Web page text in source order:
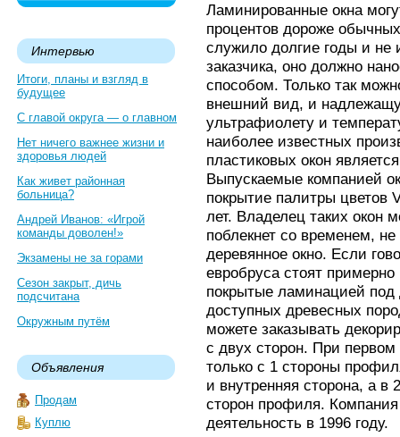
Интервью
Итоги, планы и взгляд в
будущее
С главой округа — о главном
Нет ничего важнее жизни и
здоровья людей
Как живет районная
больница?
Андрей Иванов: «Игрой
команды доволен!»
Экзамены не за горами
Сезон закрыт, дичь
подсчитана
Окружным путём
Объявления
Продам
Куплю
Ламинированные окна
процентов дороже
служило долгие годы и не
заказчика, оно должно
способом. Только так
внешний вид, и
ультрафиолету и
наиболее известных
пластиковых окон
Выпускаемые компанией
покрытие палитры цветов
лет. Владелец таких окон
поблекнет со временем, не
деревянное окно. Если
евробруса стоят
покрытые ламинацией
доступных древесных
можете заказывать
с двух сторон. При первом
только с 1 стороны
и внутренняя сторона, а в
сторон профиля.
деятельность в 1996 году.